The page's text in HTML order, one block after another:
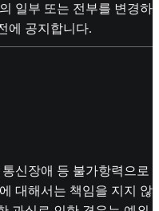
일부 또는 전부를 변경하
에 공지합니다.
신장애 등 불가항력으로
대해서는 책임을 지지 않